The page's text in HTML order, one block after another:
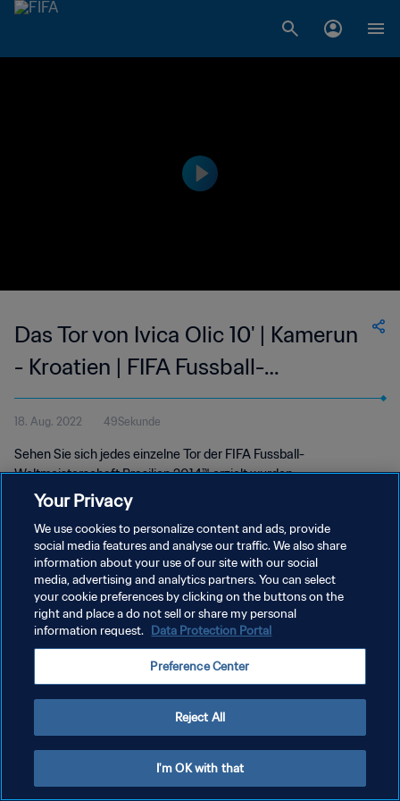
Das Tor von Ivica Olic 10' | Kamerun
- Kroatien | FIFA Fussball-
Weltmeisterschaft Brasilien 2014™
18. Aug. 2022 49Sekunde
Sehen Sie sich jedes einzelne Tor der FIFA Fussball-
Weltmeisterschaft Brasilien 2014™ erzielt wurden.
DATENSCHUTZ
NUTZUNGSBEDINGUNGEN
COOKIE-EINSTELLUNGEN VERWALTEN
Your Privacy
We use cookies to personalize content and ads, provide
social media features and analyse our traffic. We also share
information about your use of our site with our social
media, advertising and analytics partners. You can select
your cookie preferences by clicking on the buttons on the
right and place a do not sell or share my personal
information request. Data Protection Portal
Preference Center
Reject All
I'm OK with that